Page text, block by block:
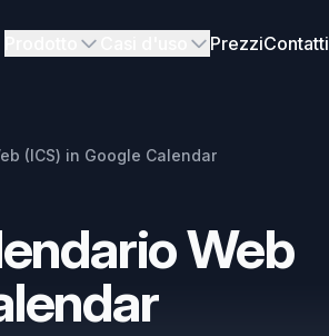
PrezziContatti
(ICS) in Google Calendar
Web